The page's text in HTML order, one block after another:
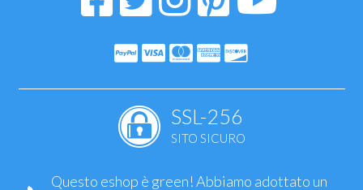
SSL-256
SITO SICURO
Questo eshop è green! Abbiamo adottato un